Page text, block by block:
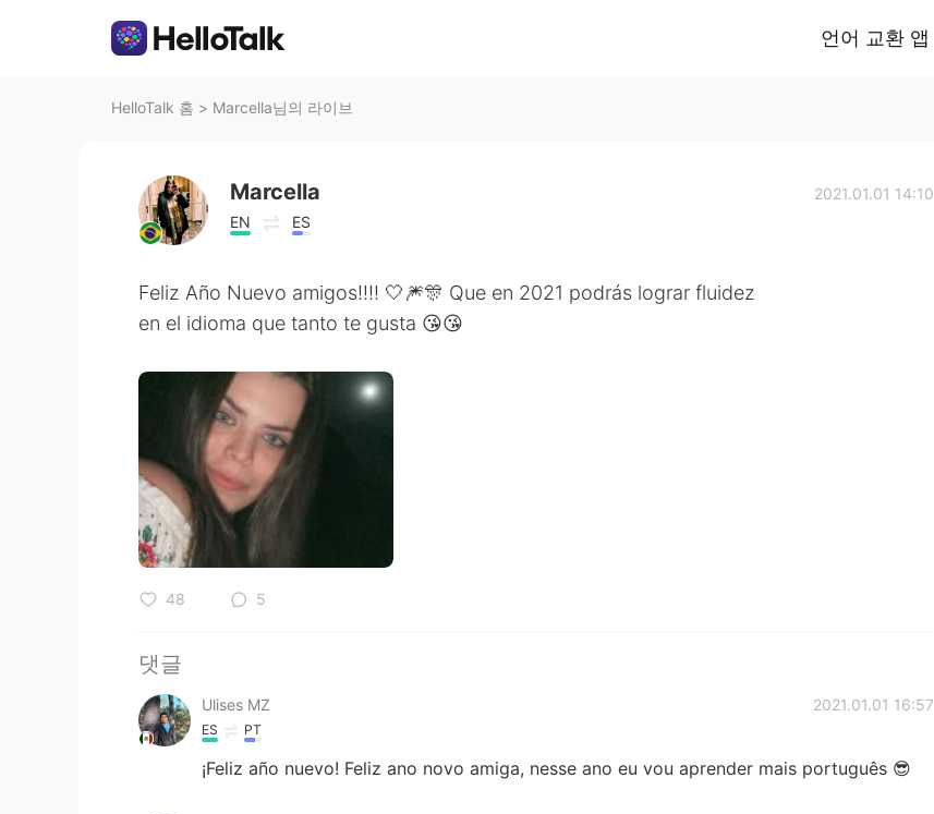
언어 교환 앱
HelloTalk 홈 > Marcella님의 라이브
Marcella
EN ES
2021.01.01 14:10
Feliz Año Nuevo amigos!!!! 🤍🎆🎊 Que en 2021 podrás lograr fluidez
en el idioma que tanto te gusta 😘😘
48 5
댓글
Ulises MZ 2021.01.01 16:57
ES PT
¡Feliz año nuevo! Feliz ano novo amiga, nesse ano eu vou aprender mais português 😎